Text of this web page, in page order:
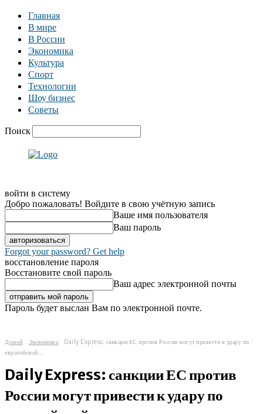
Главная
В мире
В России
Экономика
Культура
Спорт
Технологии
Шоу бизнес
Советы
Поиск
войти в систему
Добро пожаловать! Войдите в свою учётную запись
Ваше имя пользователя
Ваш пароль
Forgot your password? Get help
восстановление пароля
Восстановите свой пароль
Ваш адрес электронной почты
Пароль будет выслан Вам по электронной почте.
Домой Экономика
Daily Express: санкции ЕС против России могут привести к удару по
европейской...
Daily Express: санкции ЕС против
России могут привести к удару по